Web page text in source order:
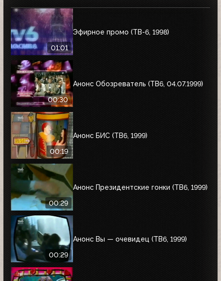
01:01
Эфирное промо (ТВ-6, 1998)
00:30
Анонс Обозреватель (ТВ6, 04.07.1999)
00:19
Анонс БИС (ТВ6, 1999)
00:29
Анонс Президентские гонки (ТВ6, 1999)
00:29
Анонс Вы — очевидец (ТВ6, 1999)